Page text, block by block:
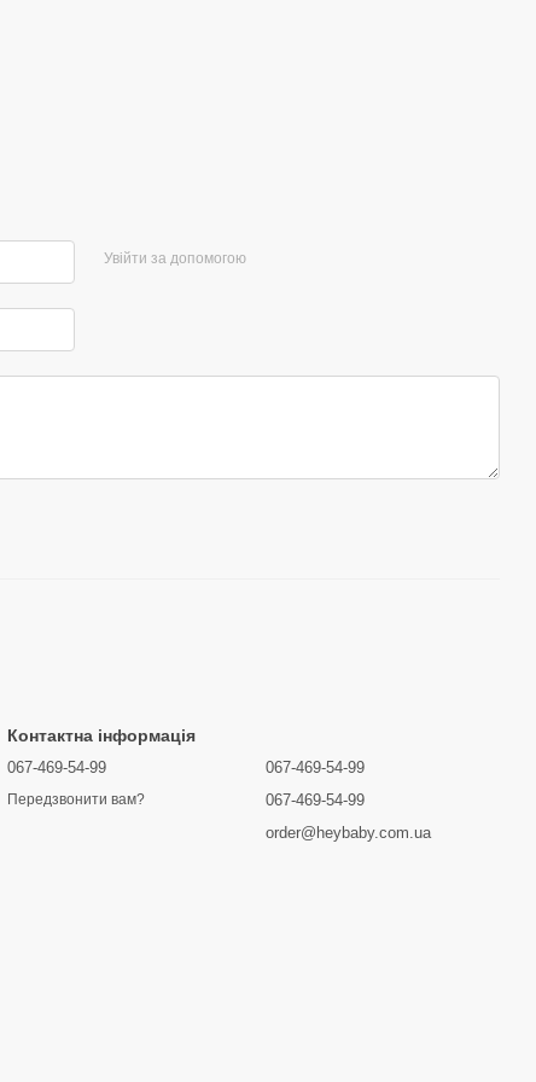
Увійти за допомогою
Контактна інформація
067-469-54-99
Передзвонити вам?
067-469-54-99
067-469-54-99
order@heybaby.com.ua